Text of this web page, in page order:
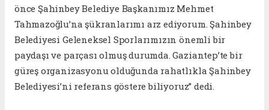
önce Şahinbey Belediye Başkanımız Mehmet
Tahmazoğlu’na şükranlarımı arz ediyorum. Şahinbey
Belediyesi Geleneksel Sporlarımızın önemli bir
paydaşı ve parçası olmuş durumda. Gaziantep’te bir
güreş organizasyonu olduğunda rahatlıkla Şahinbey
Belediyesi’ni referans göstere biliyoruz” dedi.